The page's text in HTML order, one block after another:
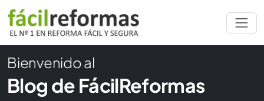
Bienvenido al
Blog de FácilReformas